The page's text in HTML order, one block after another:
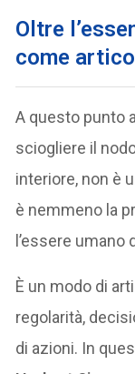
Oltre
come
A questo punto
sciogliere il
interiore, non è
è nemmeno la
l’essere umano
È un modo di
regolarità,
di azioni. In